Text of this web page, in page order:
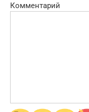
Комментарий